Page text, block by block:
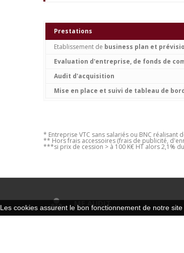
Prestations
Etablissement de business plan et
Evaluation d'entreprise, de fonds de
Audit d'acquisition
Mise en place et suivi de tableau de
* Entreprise VTC sans salariés ou BNC réalisant
** Hors frais accessoires (frais de publicité,
***si prix de cession > à 100 K€ HT alors 2,1%
MF AUDIT
Les cookies assurent le bon fonctionnement de notre